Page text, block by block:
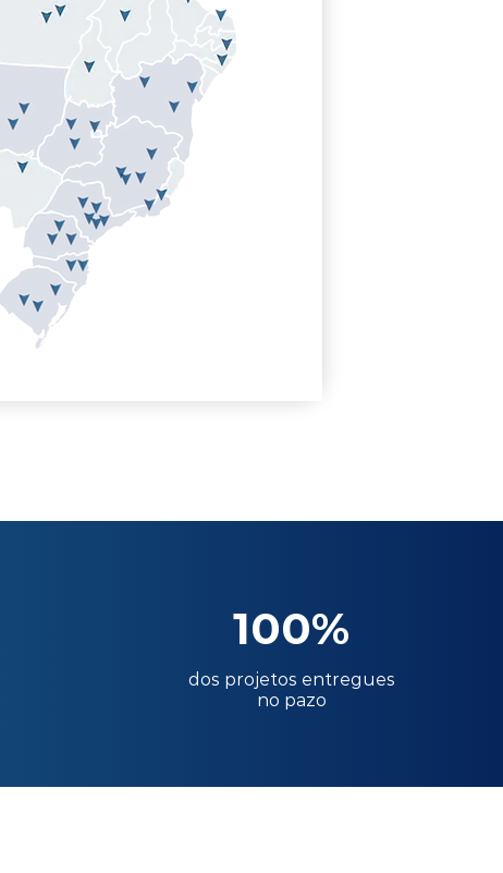
100%
dos projetos entregues
no pazo